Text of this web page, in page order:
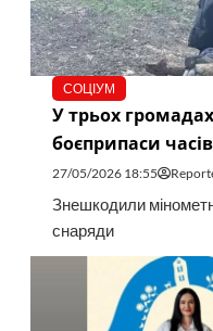
СОЦІУМ
У трьох
боєприпаси
27/05/2026 18:55
Знешкодили
снаряди